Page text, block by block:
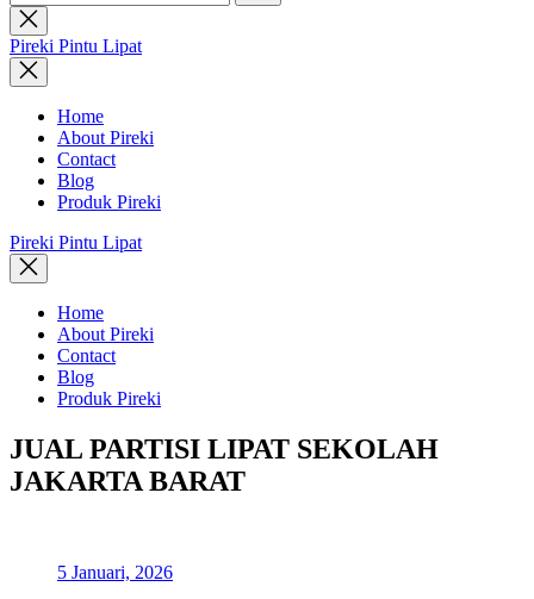
untuk:
Close
search
Pireki Pintu Lipat
Home
About Pireki
Contact
Blog
Produk Pireki
Pireki Pintu Lipat
Home
About Pireki
Contact
Blog
Produk Pireki
JUAL PARTISI LIPAT SEKOLAH
JAKARTA BARAT
5 Januari, 2026